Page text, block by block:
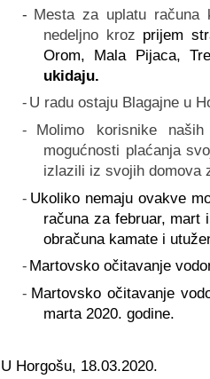
- Mesta za uplatu računa
nedeljno kroz prijem
Orom, Mala Pijaca,
ukidaju.
- U radu ostaju Blagajne u
-
Molimo korisnike
mogućnosti plaćanja
izlazili iz svojih domova
- Ukoliko nemaju ovakve
računa za februar, mart
obračuna kamate i
- Martovsko očitavanje
- Martovsko očitavanje
marta 2020. godine.
U Horgošu, 18.03.2020.